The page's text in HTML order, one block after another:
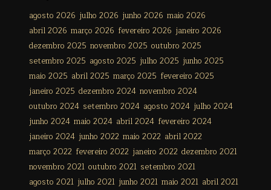
agosto 2026 julho 2026 junho 2026 maio 2026
abril 2026 março 2026 fevereiro 2026 janeiro 2026
dezembro 2025 novembro 2025 outubro 2025
setembro 2025 agosto 2025 julho 2025 junho 2025
maio 2025 abril 2025 março 2025 fevereiro 2025
janeiro 2025 dezembro 2024 novembro 2024
outubro 2024 setembro 2024 agosto 2024 julho 2024
junho 2024 maio 2024 abril 2024 fevereiro 2024
janeiro 2024 junho 2022 maio 2022 abril 2022
março 2022 fevereiro 2022 janeiro 2022 dezembro 2021
novembro 2021 outubro 2021 setembro 2021
agosto 2021 julho 2021 junho 2021 maio 2021 abril 2021